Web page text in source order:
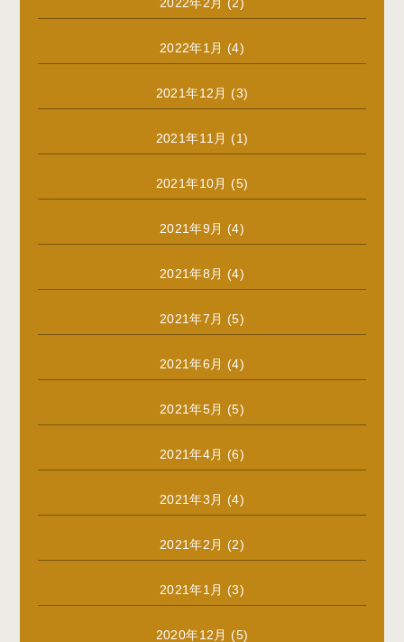
2022年1月 (4)
2021年12月 (3)
2021年11月 (1)
2021年10月 (5)
2021年9月 (4)
2021年8月 (4)
2021年7月 (5)
2021年6月 (4)
2021年5月 (5)
2021年4月 (6)
2021年3月 (4)
2021年2月 (2)
2021年1月 (3)
2020年12月 (5)